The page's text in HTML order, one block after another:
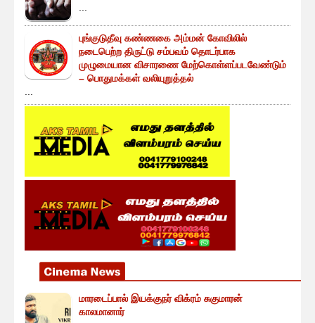
புங்குடுதீவு கண்ணகை அம்மன் கோவிலில்
நடைபெற்ற திருட்டு சம்பவம் தொடர்பாக
முழுமையான விசாரணை மேற்கொள்ளப்படவேண்டும்
– பொதுமக்கள் வலியுறுத்தல்
மாரடைப்பால் இயக்குநர் விக்ரம் சுகுமாரன்
காலமானார்